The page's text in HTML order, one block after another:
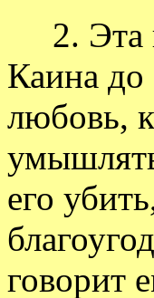
2. Эта
Каина до
любовь,
его
говорит